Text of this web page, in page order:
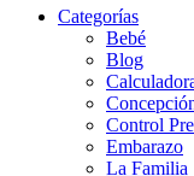
Categorías
Bebé
Blog
Control
Embarazo
La Familia